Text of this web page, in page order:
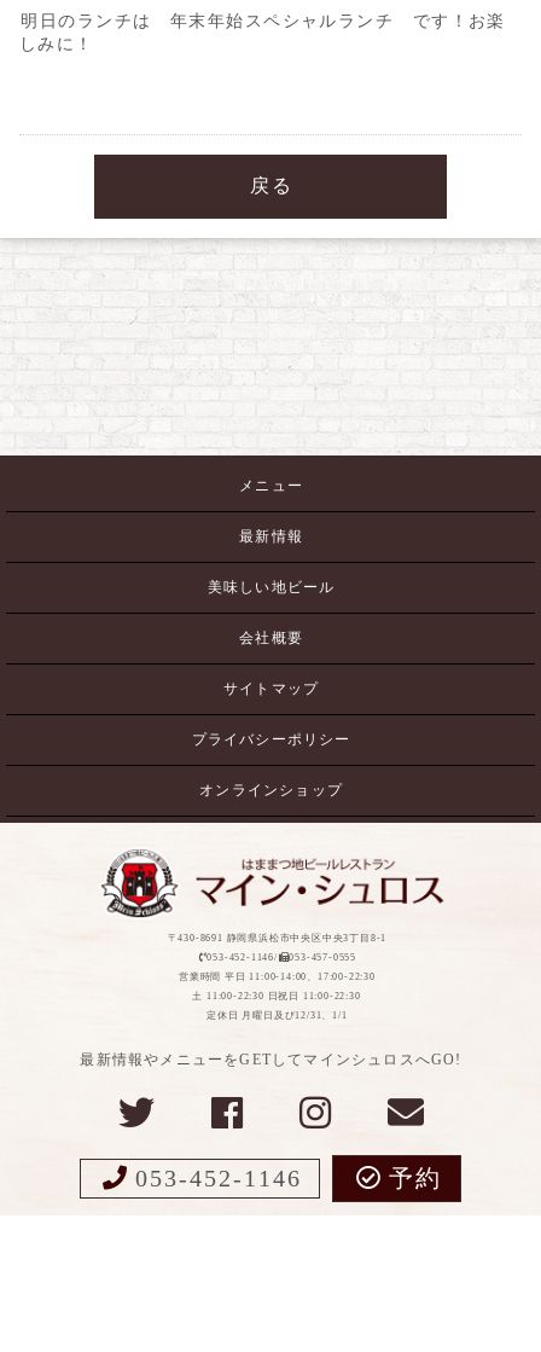
明日のランチは 年末年始スペシャルランチ です！お楽
しみに！
戻る
メニュー
最新情報
美味しい地ビール
会社概要
サイトマップ
プライバシーポリシー
オンラインショップ
〒430-8691 静岡県浜松市中央区中央3丁目8-1
053-452-1146/
053-457-0555
営業時間 平日 11:00-14:00、17:00-22:30
土 11:00-22:30 日祝日 11:00-22:30
定休日 月曜日及び12/31、1/1
最新情報やメニューをGETしてマインシュロスへGO!
053-452-1146 予約